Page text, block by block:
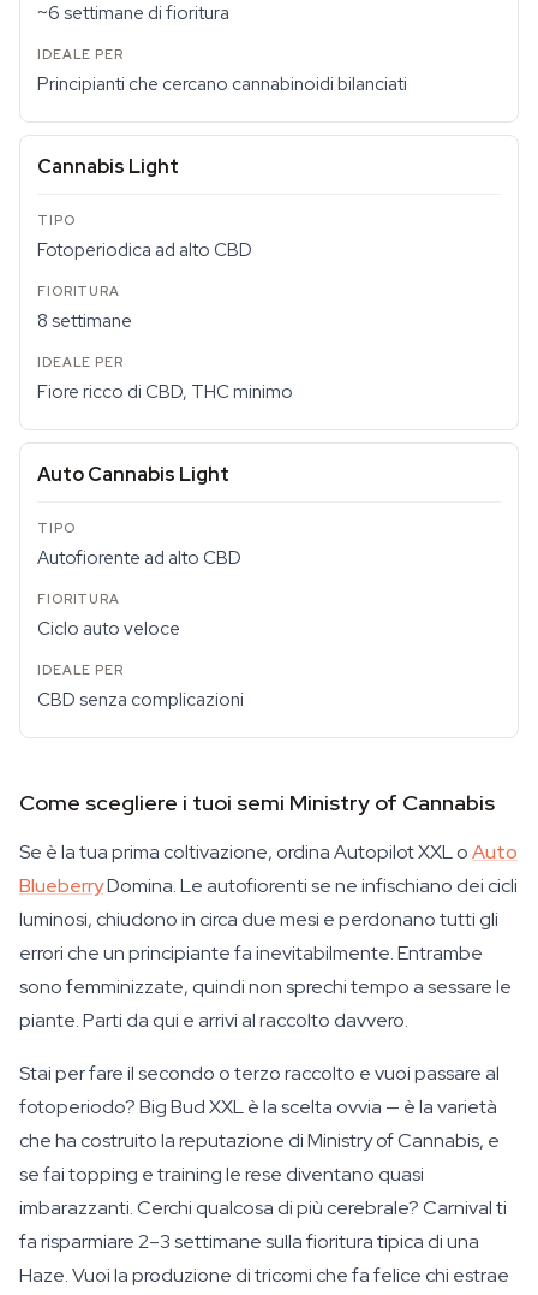
~6 settimane di fioritura
Principianti che cercano cannabinoidi bilanciati
Cannabis Light
Fotoperiodica ad alto CBD
8 settimane
Fiore ricco di CBD, THC minimo
Auto Cannabis Light
Autofiorente ad alto CBD
Ciclo auto veloce
CBD senza complicazioni
Come scegliere i tuoi semi Ministry of Cannabis
Se è la tua prima coltivazione, ordina Autopilot XXL oAuto
BlueberryDomina. Le autofiorenti se ne infischiano dei cicli
luminosi, chiudono in circa due mesi e perdonano tutti gli
errori che un principiante fa inevitabilmente. Entrambe
sono femminizzate, quindi non sprechi tempo a sessare le
piante. Parti da qui e arrivi al raccolto davvero.
Stai per fare il secondo o terzo raccolto e vuoi passare al
fotoperiodo? Big Bud XXL è la scelta ovvia — è la varietà
che ha costruito la reputazione di Ministry of Cannabis, e
se fai topping e training le rese diventano quasi
imbarazzanti. Cerchi qualcosa di più cerebrale? Carnival ti
fa risparmiare 2–3 settimane sulla fioritura tipica di una
Haze. Vuoi la produzione di tricomi che fa felice chi estrae